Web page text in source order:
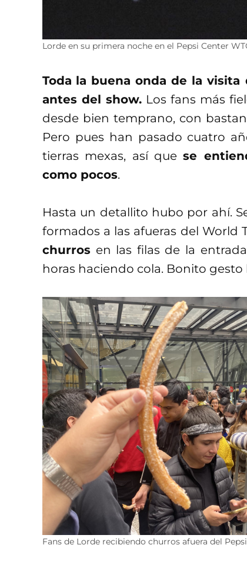
Lorde en su primera noche en el Pepsi Center
Toda la buena onda de la visita
antes del show. Los fans más
desde bien temprano, con
Pero pues han pasado cuatro
tierras mexas, así quese
como pocos.
Hasta un detallito hubo por ahí.
formados a las afueras del World
churros en las filas de la
horas haciendo cola. Bonito gesto
Fans de Lorde recibiendo churros afuera del